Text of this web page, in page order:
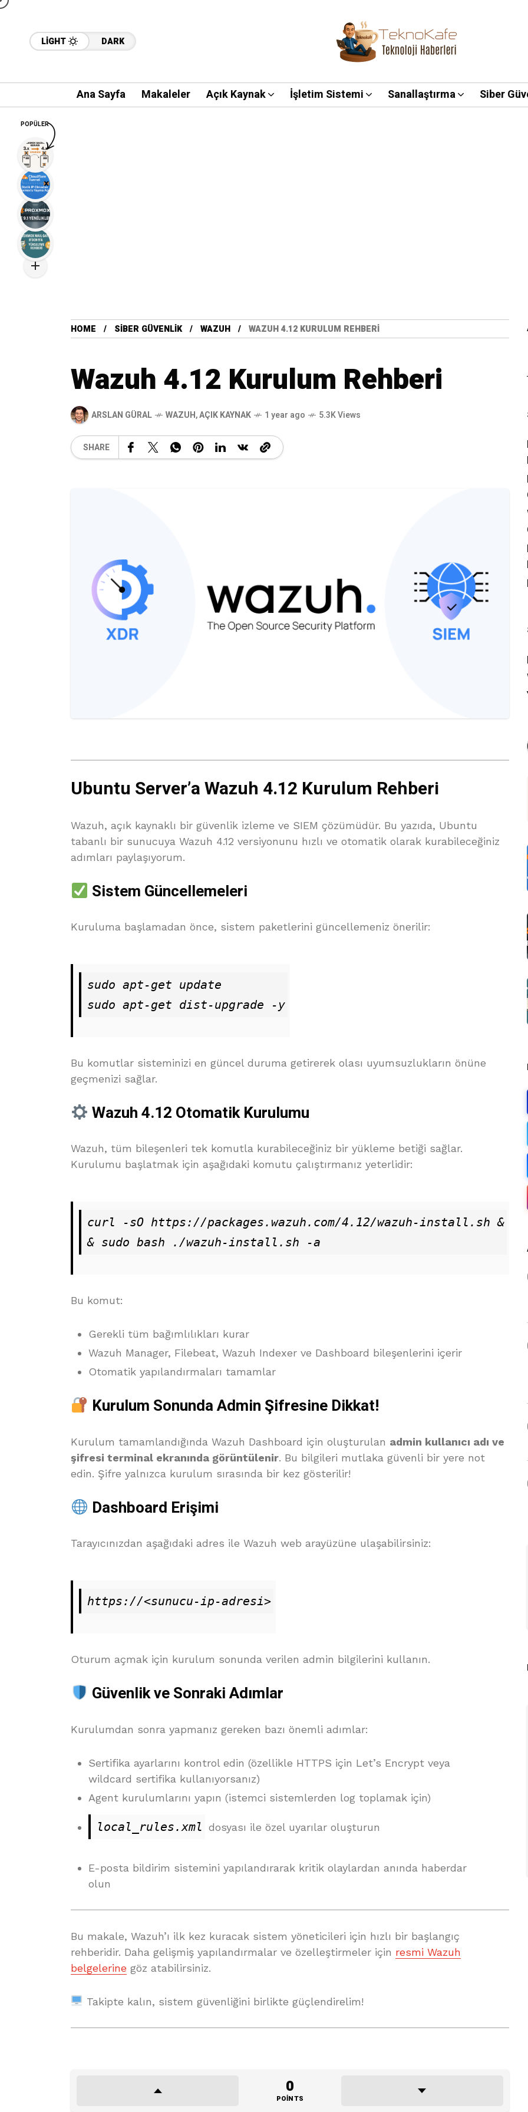
LIGHT DARK
Ana Sayfa Makaleler Açık Kaynak İşletim Sistemi Sanallaştırma Siber
HOME SIBER GÜVENLIK WAZUH WAZUH 4.12 KURULUM REHBERI
Wazuh 4.12 Kurulum Rehberi
ARSLAN GÜRAL WAZUH,AÇIK KAYNAK 1 year ago 5.3K Views
SHARE
Ubuntu Server’a Wazuh 4.12 Kurulum Rehberi
Wazuh, açık kaynaklı bir güvenlik izleme ve SIEM çözümüdür. Bu yazıda, Ubuntu
tabanlı bir sunucuya Wazuh 4.12 versiyonunu hızlı ve otomatik olarak kurabileceğiniz
adımları paylaşıyorum.
Sistem Güncellemeleri
Kuruluma başlamadan önce, sistem paketlerini güncellemeniz önerilir:
sudo apt-get update
Bu komutlar sisteminizi en güncel duruma getirerek olası uyumsuzlukların önüne
geçmenizi sağlar.
Wazuh 4.12 Otomatik Kurulumu
Wazuh, tüm bileşenleri tek komutla kurabileceğiniz bir yükleme betiği sağlar.
Kurulumu başlatmak için aşağıdaki komutu çalıştırmanız yeterlidir:
curl -sO https://packages.wazuh.com/4.12/wazuh-install.sh &
Bu komut:
Gerekli tüm bağımlılıkları kurar
Wazuh Manager, Filebeat, Wazuh Indexer ve Dashboard bileşenlerini içerir
Otomatik yapılandırmaları tamamlar
Kurulum Sonunda Admin Şifresine Dikkat!
Kurulum tamamlandığında Wazuh Dashboard için oluşturulan admin kullanıcı adı ve
şifresi terminal ekranında görüntülenir. Bu bilgileri mutlaka güvenli bir yere not
edin. Şifre yalnızca kurulum sırasında bir kez gösterilir!
Dashboard Erişimi
Tarayıcınızdan aşağıdaki adres ile Wazuh web arayüzüne ulaşabilirsiniz:
Oturum açmak için kurulum sonunda verilen admin bilgilerini kullanın.
Güvenlik ve Sonraki Adımlar
Kurulumdan sonra yapmanız gereken bazı önemli adımlar:
Sertifika ayarlarını kontrol edin (özellikle HTTPS için Let’s Encrypt veya
wildcard sertifika kullanıyorsanız)
Agent kurulumlarını yapın (istemci sistemlerden log toplamak için)
local_rules.xml dosyası ile özel uyarılar oluşturun
E-posta bildirim sistemini yapılandırarak kritik olaylardan anında haberdar
olun
Bu makale, Wazuh’ı ilk kez kuracak sistem yöneticileri için hızlı bir başlangıç
rehberidir. Daha gelişmiş yapılandırmalar ve özelleştirmeler için resmi Wazuh
belgelerine göz atabilirsiniz.
Takipte kalın, sistem güvenliğini birlikte güçlendirelim!
0
POINTS
POPÜLER